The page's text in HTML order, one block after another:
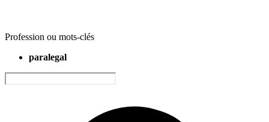
Profession ou mots-clés
paralegal